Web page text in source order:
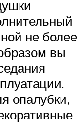
не более
вы
опалубки,